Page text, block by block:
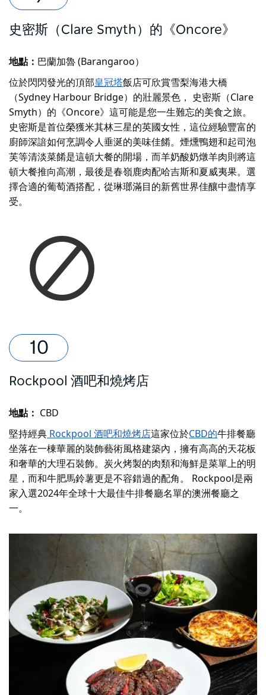
史密斯（Clare Smyth）的《Oncore》
地點： 巴蘭加魯 (Barangaroo）
位於閃閃發光的頂部皇冠塔飯店可欣賞雪梨海港大橋
（Sydney Harbour Bridge）的壯麗景色， 史密斯（Clare
Smyth）的《Oncore》 這可能是您一生難忘的美食之旅。
史密斯是首位榮獲米其林三星的英國女性，這位經驗豐富的
廚師深諳如何烹調令人垂涎的美味佳餚。煙燻鴨翅和起司泡
芙等清淡菜餚是這頓大餐的開場，而羊奶酸奶燉羊肉則將這
頓大餐推向高潮，最後是春嶺鹿肉配哈吉斯和夏威夷果。選
擇合適的葡萄酒搭配，從琳瑯滿目的新舊世界佳釀中盡情享
受。
Rockpool 酒吧和燒烤店
地點： CBD
堅持經典 Rockpool 酒吧和燒烤店這家位於CBD的牛排餐廳
坐落在一棟華麗的裝飾藝術風格建築內，擁有高高的天花板
和奢華的大理石裝飾。炭火烤製的肉類和海鮮是菜單上的明
星，而和牛肥馬鈴薯更是不容錯過的配角。 Rockpool是兩
家入選2024年全球十大最佳牛排餐廳名單的澳洲餐廳之
一。